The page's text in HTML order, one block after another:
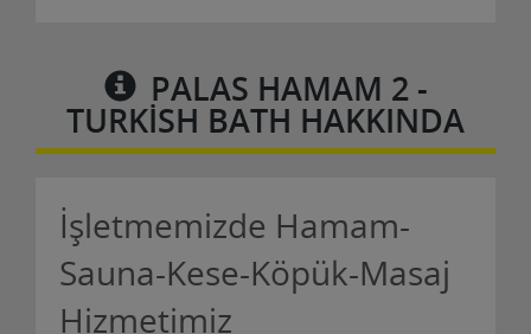
PALAS HAMAM 2 -
TURKISH BATH HAKKINDA
İşletmemizde Hamam-
Sauna-Kese-Köpük-Masaj
Hizmetimiz